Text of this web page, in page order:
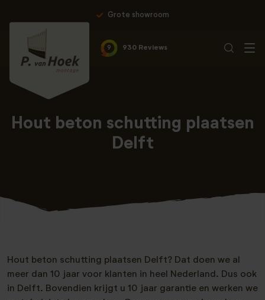
Grote showroom
9 930 Reviews
Hout beton schutting plaatsen
Delft
Hout beton schutting plaatsen Delft? Dat doen we al
meer dan 10 jaar voor klanten in heel Nederland. Dus ook
in Delft. Bovendien krijgt u 10 jaar garantie en werken we